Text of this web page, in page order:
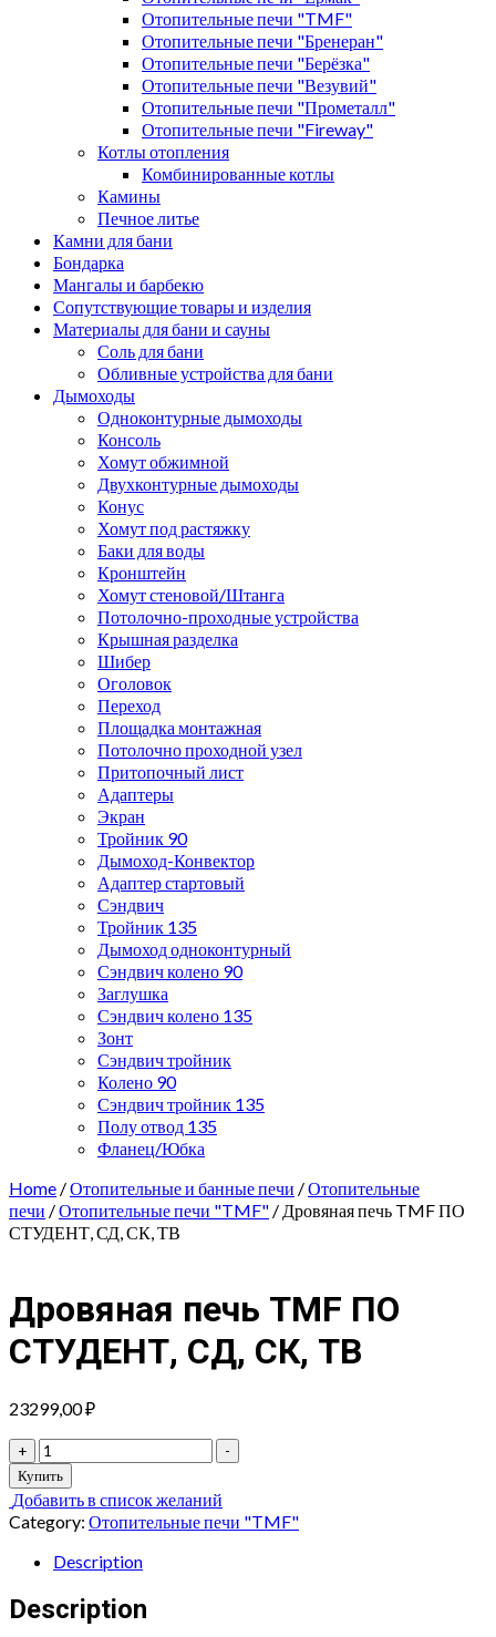
Отопительные печи "TMF"
Отопительные печи "Бренеран"
Отопительные печи "Берёзка"
Отопительные печи "Везувий"
Отопительные печи "Прометалл"
Отопительные печи "Fireway"
Котлы отопления
Комбинированные котлы
Камины
Печное литье
Камни для бани
Бондарка
Мангалы и барбекю
Сопутствующие товары и изделия
Материалы для бани и сауны
Соль для бани
Обливные устройства для бани
Дымоходы
Одноконтурные дымоходы
Консоль
Хомут обжимной
Двухконтурные дымоходы
Конус
Хомут под растяжку
Баки для воды
Кронштейн
Хомут стеновой/Штанга
Потолочно-проходные устройства
Крышная разделка
Шибер
Оголовок
Переход
Площадка монтажная
Потолочно проходной узел
Притопочный лист
Адаптеры
Экран
Тройник 90
Дымоход-Конвектор
Адаптер стартовый
Сэндвич
Тройник 135
Дымоход одноконтурный
Сэндвич колено 90
Заглушка
Сэндвич колено 135
Зонт
Сэндвич тройник
Колено 90
Сэндвич тройник 135
Полу отвод 135
Фланец/Юбка
Home /Отопительные и банные печи /Отопительные
печи /Отопительные печи "TMF" / Дровяная печь TMF ПО
СТУДЕНТ, СД, СК, ТВ
Дровяная печь TMF ПО
СТУДЕНТ, СД, СК, ТВ
23299,00₽
+
Дровяная
печь
TMF
ПО
СТУДЕНТ,
СД,
ТВ
quantity
-
Купить
Добавить в список желаний
Category: Отопительные печи "TMF"
Description
Description